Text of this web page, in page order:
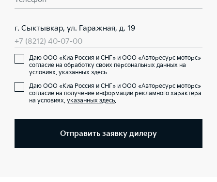
г. Сыктывкар, ул. Гаражная, д. 19
+7 (8212) 40-07-00
Даю ООО «Киа Россия и СНГ» и ООО «Авторесурс моторс»
согласие на обработку своих персональных данных на
условиях, указанных здесь
Даю ООО «Киа Россия и СНГ» и ООО «Авторесурс моторс»
согласие на получение информации рекламного характера
на условиях, указанных здесь.
Отправить заявку дилеру